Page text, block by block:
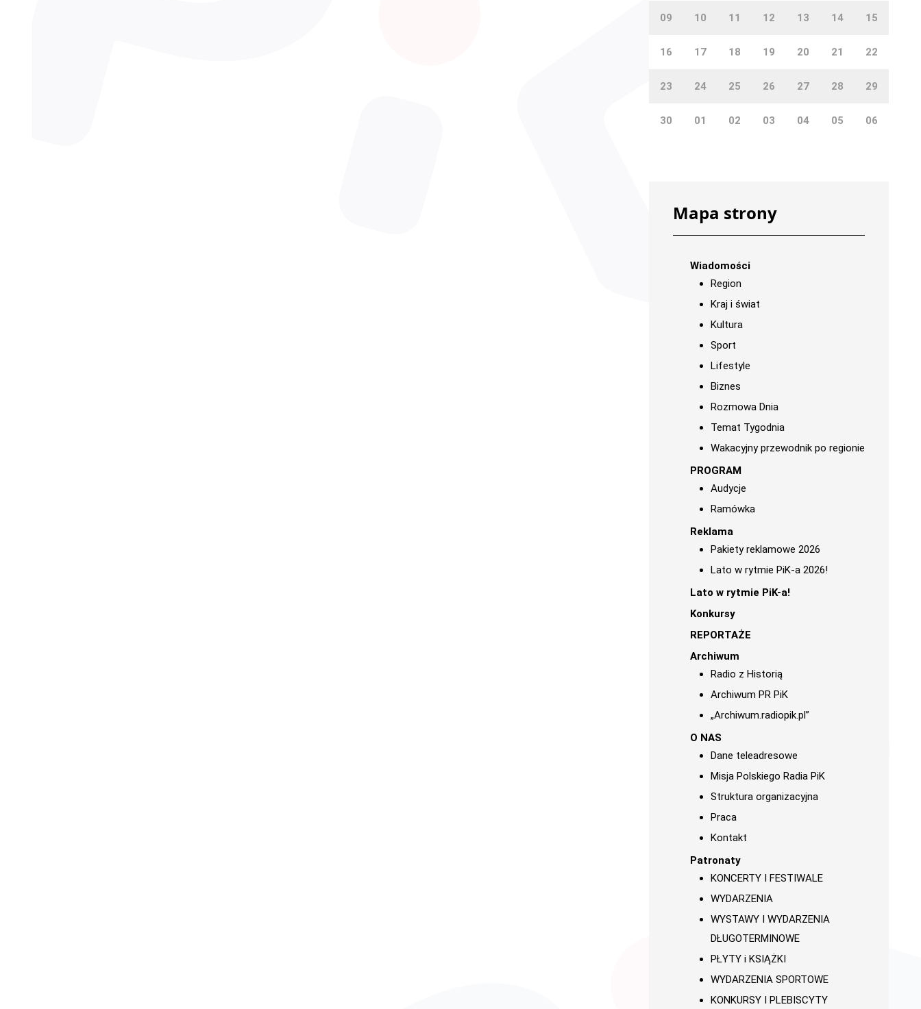
09 10 11 12 13 14 15
16 17 18 19 20 21 22
23 24 25 26 27 28 29
30 01 02 03 04 05 06
Mapa strony
Wiadomości
Region
Kraj i świat
Kultura
Sport
Lifestyle
Biznes
Rozmowa Dnia
Temat Tygodnia
Wakacyjny przewodnik po regionie
PROGRAM
Audycje
Ramówka
Reklama
Pakiety reklamowe 2026
Lato w rytmie PiK-a 2026!
Lato w rytmie PiK-a!
Konkursy
REPORTAŻE
Archiwum
Radio z Historią
Archiwum PR PiK
„Archiwum.radiopik.pl”
O NAS
Dane teleadresowe
Misja Polskiego Radia PiK
Struktura organizacyjna
Praca
Kontakt
Patronaty
KONCERTY I FESTIWALE
WYDARZENIA
WYSTAWY I WYDARZENIA
DŁUGOTERMINOWE
PŁYTY i KSIĄŻKI
WYDARZENIA SPORTOWE
KONKURSY I PLEBISCYTY